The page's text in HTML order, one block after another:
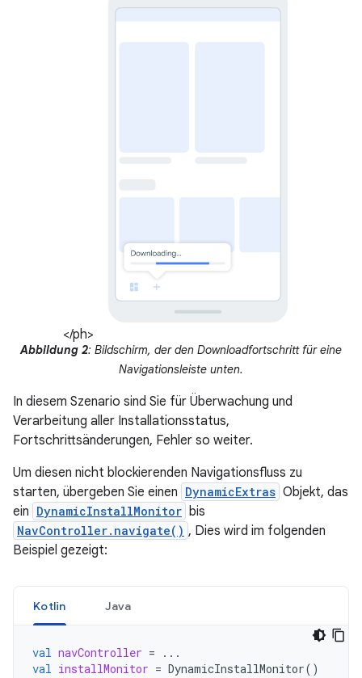
</ph>
Abbildung 2: Bildschirm, der den Downloadfortschritt für eine
Navigationsleiste unten.
In diesem Szenario sind Sie für Überwachung und
Verarbeitung aller Installationsstatus,
Fortschrittsänderungen, Fehler so weiter.
Um diesen nicht blockierenden Navigationsfluss zu
starten, übergeben Sie einen DynamicExtras Objekt, das
ein DynamicInstallMonitor bis
NavController.navigate() , Dies wird im folgenden
Beispiel gezeigt:
Kotlin Java
val navController =
...
val installMonitor = DynamicInstallMonitor()